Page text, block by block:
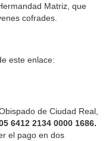
Matriz, que
cofrades.
este enlace:
de Ciudad Real,
6412 2134 0000 1686.
el pago en dos